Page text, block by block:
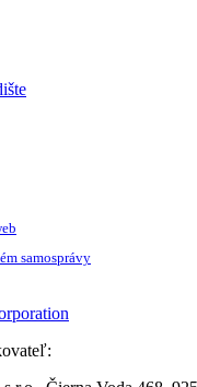
samosprávy